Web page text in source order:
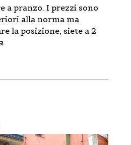
a pranzo. I prezzi sono
alla norma ma
la posizione, siete a 2
.